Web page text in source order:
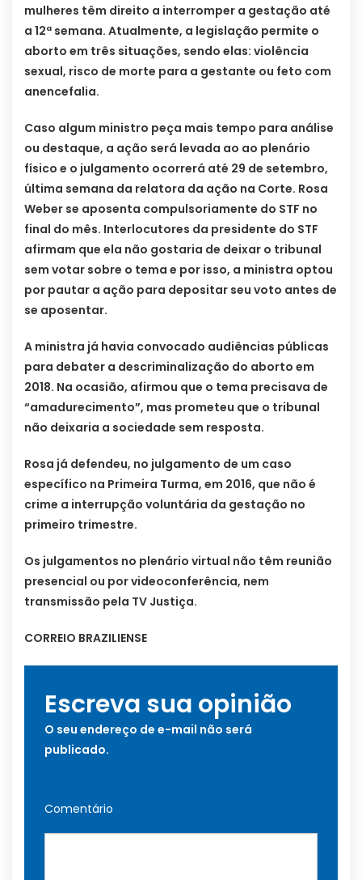
mulheres têm direito a interromper a gestação até
a 12ª semana. Atualmente, a legislação permite o
aborto em três situações, sendo elas: violência
sexual, risco de morte para a gestante ou feto com
anencefalia.
Caso algum ministro peça mais tempo para análise
ou destaque, a ação será levada ao ao plenário
físico e o julgamento ocorrerá até 29 de setembro,
última semana da relatora da ação na Corte. Rosa
Weber se aposenta compulsoriamente do STF no
final do mês. Interlocutores da presidente do STF
afirmam que ela não gostaria de deixar o tribunal
sem votar sobre o tema e por isso, a ministra optou
por pautar a ação para depositar seu voto antes de
se aposentar.
A ministra já havia convocado audiências públicas
para debater a descriminalização do aborto em
2018. Na ocasião, afirmou que o tema precisava de
“amadurecimento”, mas prometeu que o tribunal
não deixaria a sociedade sem resposta.
Rosa já defendeu, no julgamento de um caso
específico na Primeira Turma, em 2016, que não é
crime a interrupção voluntária da gestação no
primeiro trimestre.
Os julgamentos no plenário virtual não têm reunião
presencial ou por videoconferência, nem
transmissão pela TV Justiça.
CORREIO BRAZILIENSE
Escreva sua opinião
O seu endereço de e-mail não será
publicado.
Comentário